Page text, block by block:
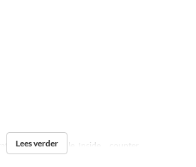
Inside table, Inside counter
Lees verder